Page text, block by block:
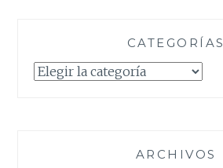
CATEGORÍAS
Categorías
ARCHIVOS